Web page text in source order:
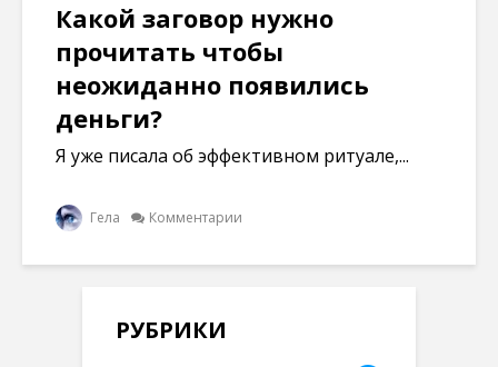
Какой заговор нужно
прочитать чтобы
неожиданно появились
деньги?
Я уже писала об эффективном ритуале,...
Гела Комментарии
РУБРИКИ